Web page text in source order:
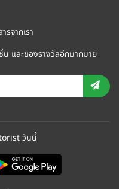
จากเรา
น และของรางวัลอีกมากมาย
วันนี้